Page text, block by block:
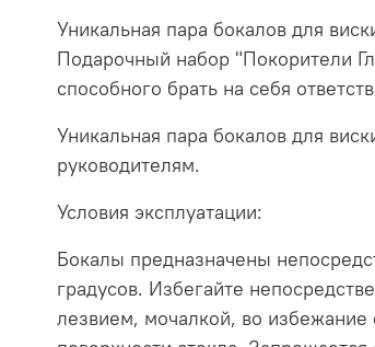
Уникальная пара бокалов для
Подарочный набор "Покорители
способного брать на себя
Уникальная пара бокалов для
руководителям.
Условия эксплуатации:
Бокалы предназначены
градусов. Избегайте
лезвием, мочалкой, во избежание